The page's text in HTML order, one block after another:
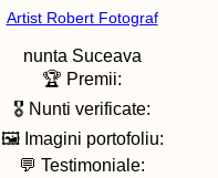
Artist Robert Fotograf
nunta Suceava
🏆 Premii:
🎖️ Nunti verificate:
🖼️ Imagini portofoliu:
💬 Testimoniale: